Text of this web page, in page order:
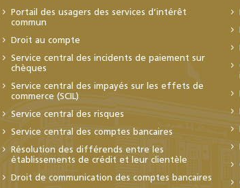
Portail des usagers des services d’intérêt
commun
Droit au compte
Service central des incidents de paiement sur
chèques
Service central des impayés sur les effets de
commerce (SCIL)
Service central des risques
Service central des comptes bancaires
Résolution des différends entre les
établissements de crédit et leur clientèle
Droit de communication des comptes bancaires